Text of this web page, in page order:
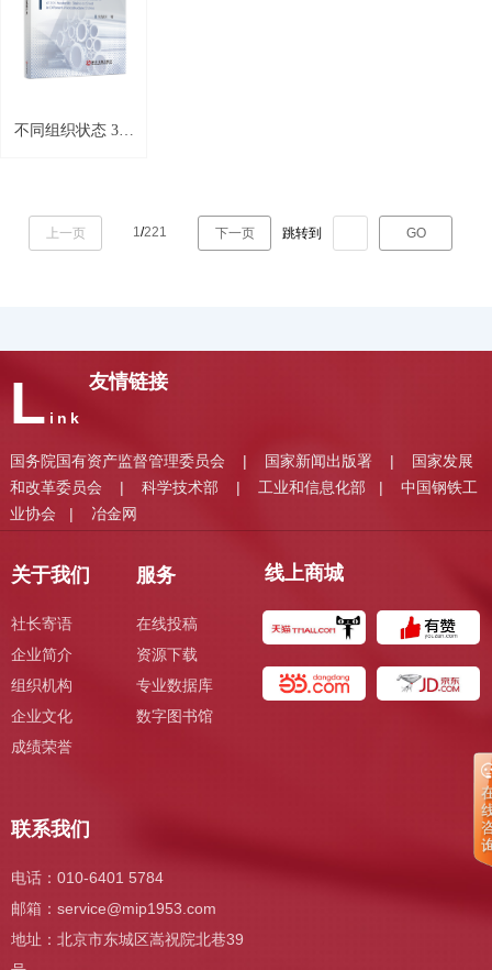
不同组织状态 304
上一页 1/221 下一页 跳转到 GO
关于我们
社长寄语
企业简介
组织机构
企业文化
成绩荣誉
服务
在线投稿
资源下载
专业数据库
数字图书馆
线上商城
联系我们
电话：010-6401 5784
邮箱： service@mip1953.com
地址：北京市东城区嵩祝院北巷39
国务院国有资产监督管理委员会 | 国家新闻出版署 | 国家发展
和改革委员会 | 科学技术部 | 工业和信息化部 | 中国钢铁工
业协会 | 冶金网
L ink
友情链接